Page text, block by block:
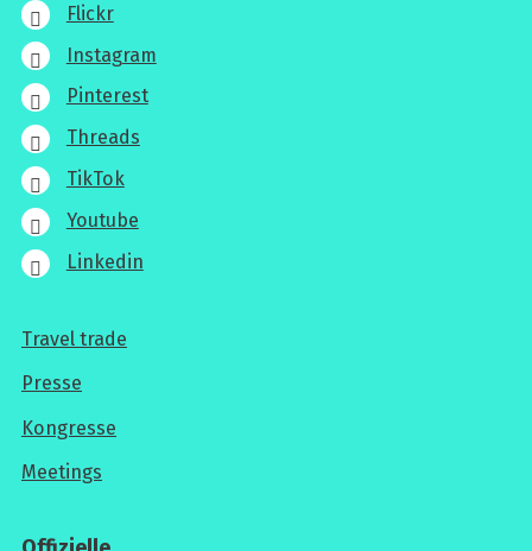
Flickr
Instagram
Pinterest
Threads
TikTok
Youtube
Linkedin
Für
Profis
Travel trade
Presse
Kongresse
Meetings